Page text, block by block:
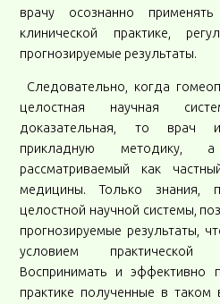
врачу осознанно
клинической практике,
прогнозируемые результаты.
Следовательно, когда
целостная научная
доказательная, то врач
прикладную
рассматриваемый как
медицины. Только знания,
целостной научной системы,
прогнозируемые результаты,
условием практической
Воспринимать и эффективно
практике полученные в